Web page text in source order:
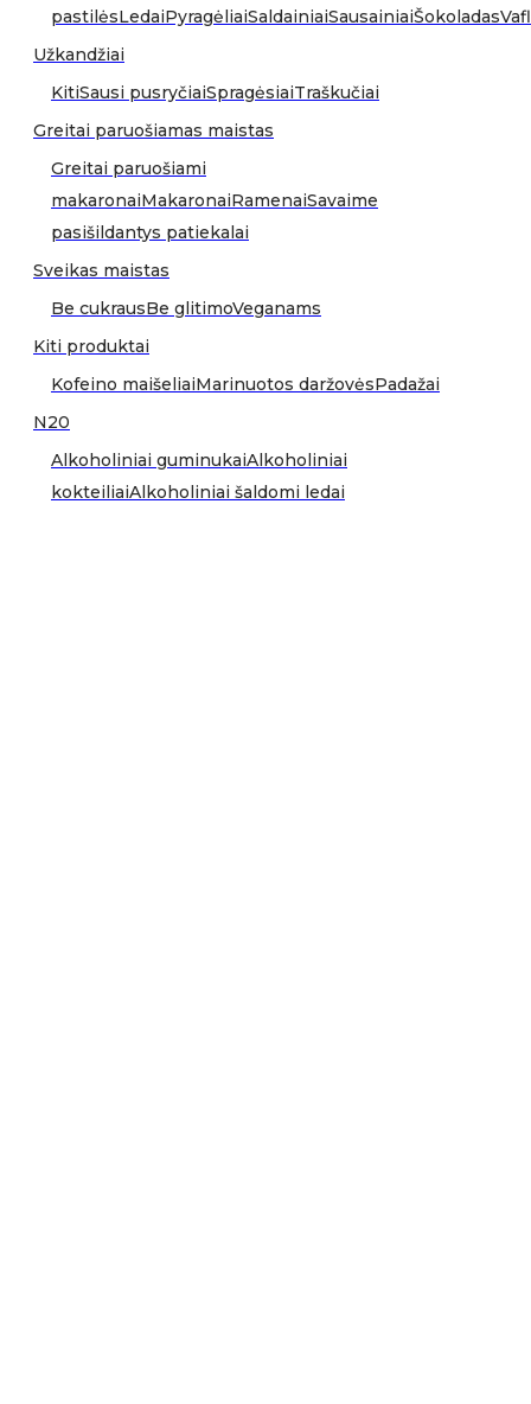
pastilėsLedaiPyragėliaiSaldainiaiSausainiaiŠokoladas
Užkandžiai
KitiSausi pusryčiaiSpragėsiaiTraškučiai
Greitai paruošiamas maistas
Greitai paruošiami
makaronaiMakaronaiRamenaiSavaime
pasišildantys patiekalai
Sveikas maistas
Be cukrausBe glitimoVeganams
Kiti produktai
Kofeino maišeliaiMarinuotos daržovėsPadažai
N20
Alkoholiniai guminukaiAlkoholiniai
kokteiliaiAlkoholiniai šaldomi ledai